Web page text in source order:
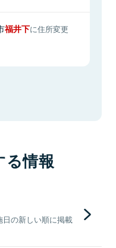
福井下に住所変更
る情報
の新しい順に掲載